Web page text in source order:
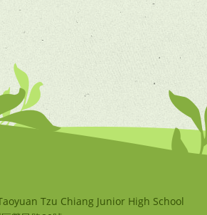
Tzu Chiang Junior High School